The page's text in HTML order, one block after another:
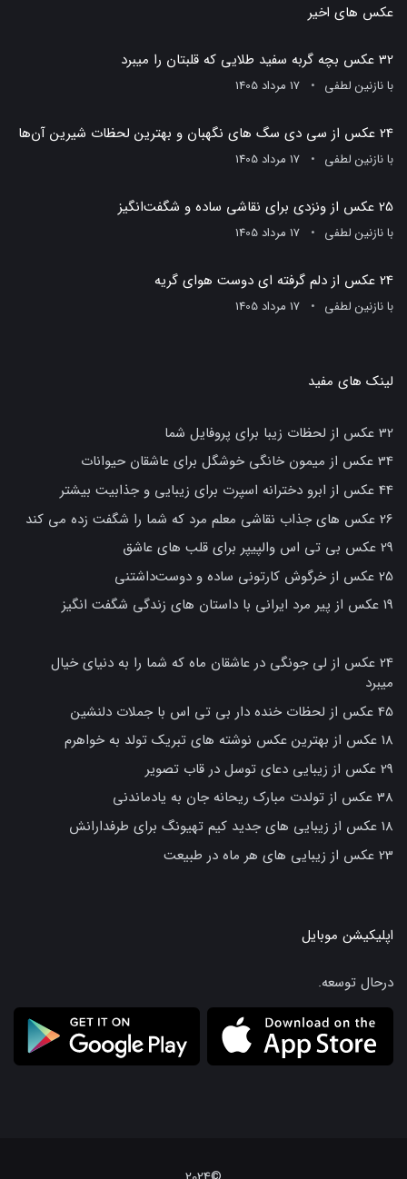
عکس های اخیر
32 عکس بچه گربه سفید طلایی که قلبتان را میبرد
بانازنین لطفی 17 مرداد 1405
24 عکس از سی دی سگ های نگهبان و بهترین لحظات شیرین آن‌ها
بانازنین لطفی 17 مرداد 1405
25 عکس از ونزدی برای نقاشی ساده و شگفت‌انگیز
بانازنین لطفی 17 مرداد 1405
24 عکس از دلم گرفته ای دوست هوای گریه
بانازنین لطفی 17 مرداد 1405
لینک های مفید
32 عکس از لحظات زیبا برای پروفایل شما
34 عکس از میمون خانگی خوشگل برای عاشقان حیوانات
44 عکس از ابرو دخترانه اسپرت برای زیبایی و جذابیت بیشتر
26 عکس های جذاب نقاشی معلم مرد که شما را شگفت زده می کند
29 عکس بی تی اس والپیپر برای قلب های عاشق
25 عکس از خرگوش کارتونی ساده و دوست‌داشتنی
19 عکس از پیر مرد ایرانی با داستان های زندگی شگفت انگیز
24 عکس از لی جونگی در عاشقان ماه که شما را به دنیای خیال
میبرد
45 عکس از لحظات خنده دار بی تی اس با جملات دلنشین
18 عکس از بهترین عکس نوشته های تبریک تولد به خواهرم
29 عکس از زیبایی دعای توسل در قاب تصویر
38 عکس از تولدت مبارک ریحانه جان به یادماندنی
18 عکس از زیبایی های جدید کیم تهیونگ برای طرفدارانش
23 عکس از زیبایی های هر ماه در طبیعت
اپلیکیشن موبایل
درحال توسعه.